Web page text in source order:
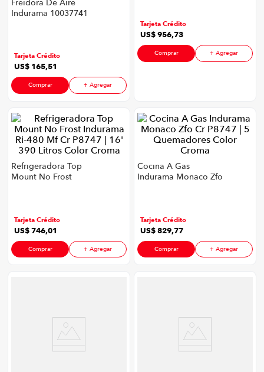
Freidora De Aire
Indurama 10037741
Tarjeta Crédito
US$ 165,51
Comprar + Agregar
Tarjeta Crédito
US$956,73
Comprar + Agregar
Refrigeradora Top
Mount No Frost
Tarjeta Crédito
US$746,01
Comprar + Agregar
Cocina A Gas
Indurama Monaco Zfo
Tarjeta Crédito
US$829,77
Comprar + Agregar
9. iphone